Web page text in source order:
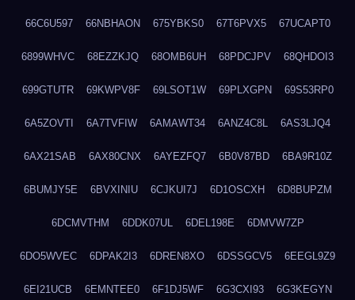
66C6U597 66NBHAON 675YBKS0 67T6PVX5 67UCAPT0
6899WHVC 68EZZKJQ 68OMB6UH 68PDCJPV 68QHDOI3
699GTUTR 69KWPV8F 69LSOT1W 69PLXGPN 69S53RP0
6A5ZOVTI 6A7TVFIW 6AMAWT34 6ANZ4C8L 6AS3LJQ4
6AX21SAB 6AX80CNX 6AYEZFQ7 6B0V87BD 6BA9R10Z
6BUMJY5E 6BVXINIU 6CJKUI7J 6D1OSCXH 6D8BUPZM
6DCMVTHM 6DDK07UL 6DEL198E 6DMVW7ZP
6DO5WVEC 6DPAK2I3 6DREN8XO 6DSSGCV5 6EEGL9Z9
6EI21UCB 6EMNTEE0 6F1DJ5WF 6G3CXI93 6G3KEGYN